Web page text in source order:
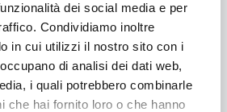
dei social media e per
Condividiamo inoltre
in cui utilizzi il nostro sito con i
di analisi dei dati web,
i quali potrebbero combinarle
che hai fornito loro o che hanno